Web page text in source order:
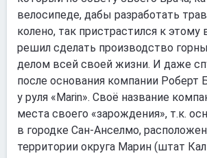
велосипеде, дабы разработать
колено, так пристрастился к этому
решил сделать производство
делом всей своей жизни. И даже
после основания компании Роберт
у руля «Marin». Своё название
места своего «зарождения», т.к.
в городке Сан-Анселмо,
территории округа Марин (штат